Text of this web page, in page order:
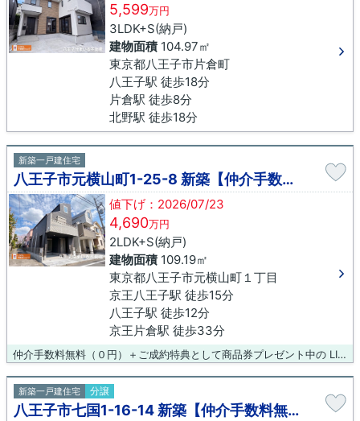
5,599万円
3LDK+S(納戸)
建物面積104.97㎡
東京都八王子市片倉町
八王子駅 徒歩18分
片倉駅 徒歩8分
北野駅 徒歩18分
新築一戸建住宅
八王子市元横山町1-25-8 新築【仲介手数料無料】
値下げ：2026/07/23
4,690万円
2LDK+S(納戸)
建物面積109.19㎡
東京都八王子市元横山町１丁目
京王八王子駅 徒歩15分
八王子駅 徒歩12分
京王片倉駅 徒歩33分
仲介手数料無料（０円）＋ご成約特典として商品券プレゼント中の LIXIL不動産ショップ八王子住まいる不動産にお任せください！
新築一戸建住宅 分譲
八王子市七国1-16-14 新築【仲介手数料無料】